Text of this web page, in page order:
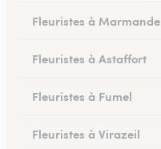
Fleuristes à Marmande
Fleuristes à Astaffort
Fleuristes à Fumel
Fleuristes à Virazeil